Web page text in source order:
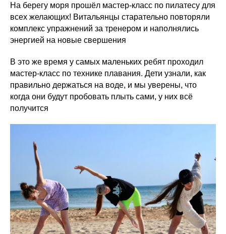
На берегу моря прошёл мастер-класс по пилатесу для
всех желающих! Витальянцы старательно повторяли
комплекс упражнений за тренером и наполнялись
энергией на новые свершения
В это же время у самых маленьких ребят проходил
мастер-класс по технике плавания. Дети узнали, как
правильно держаться на воде, и мы уверены, что
когда они будут пробовать плыть сами, у них всё
получится